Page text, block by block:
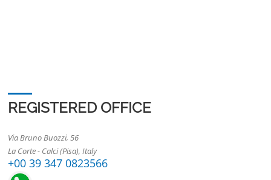
REGISTERED OFFICE
Via Bruno Buozzi, 56
La Corte - Calci (Pisa), Italy
+00 39 347 0823566